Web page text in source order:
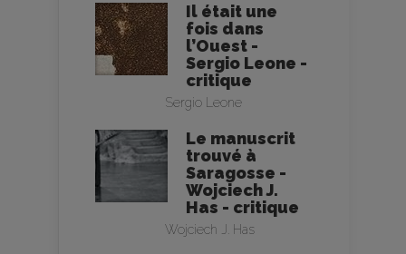
Il était une
fois dans
l’Ouest -
Sergio Leone -
critique
Sergio Leone
Le manuscrit
trouvé à
Saragosse -
Wojciech J.
Has - critique
Wojciech J. Has